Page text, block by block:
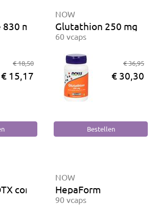
mg
€ 18,50
€ 15,17
NOW
Glutathion 250 mg
60 vcaps
€ 36,95
€ 30,30
complex
NOW
HepaForm
90 vcaps